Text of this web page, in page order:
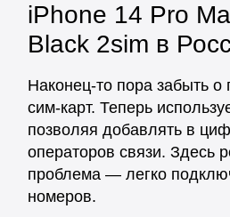
iPhone 14 Pro
Black 2sim в
Наконец-то пора забыть о
сим-карт. Теперь
позволяя добавлять в
операторов связи. Здесь
проблема — легко
номеров.